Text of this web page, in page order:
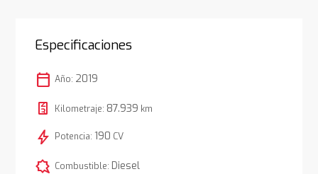
Especificaciones
calendar_today Año: 2019
Kilometraje: 87.939 km
bolt Potencia: 190 CV
comic_bubble Combustible: Diesel